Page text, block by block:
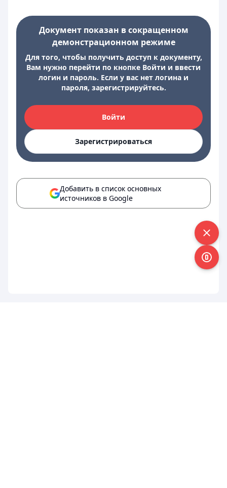
Документ показан в сокращенном
демонстрационном режиме
Для того, чтобы получить доступ к документу,
Вам нужно перейти по кнопке Войти и ввести
логин и пароль. Если у вас нет логина и
пароля, зарегистрируйтесь.
Войти
Зарегистрироваться
Добавить в список основных
источников в Google